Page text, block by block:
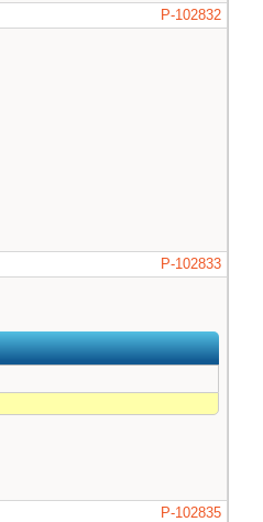
P-102832
P-102833
P-102835